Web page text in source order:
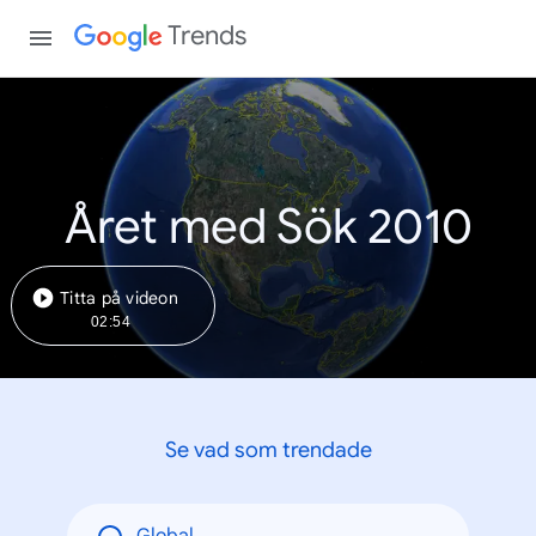
Trends
Året med Sök 2010
Titta på videon
02:54
Se vad som trendade